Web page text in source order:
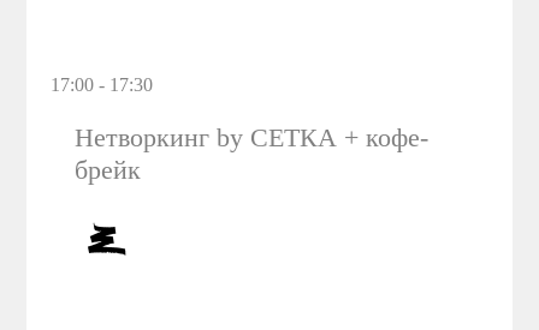
17:00 - 17:30
Нетворкинг by СЕТКА + кофе-
брейк